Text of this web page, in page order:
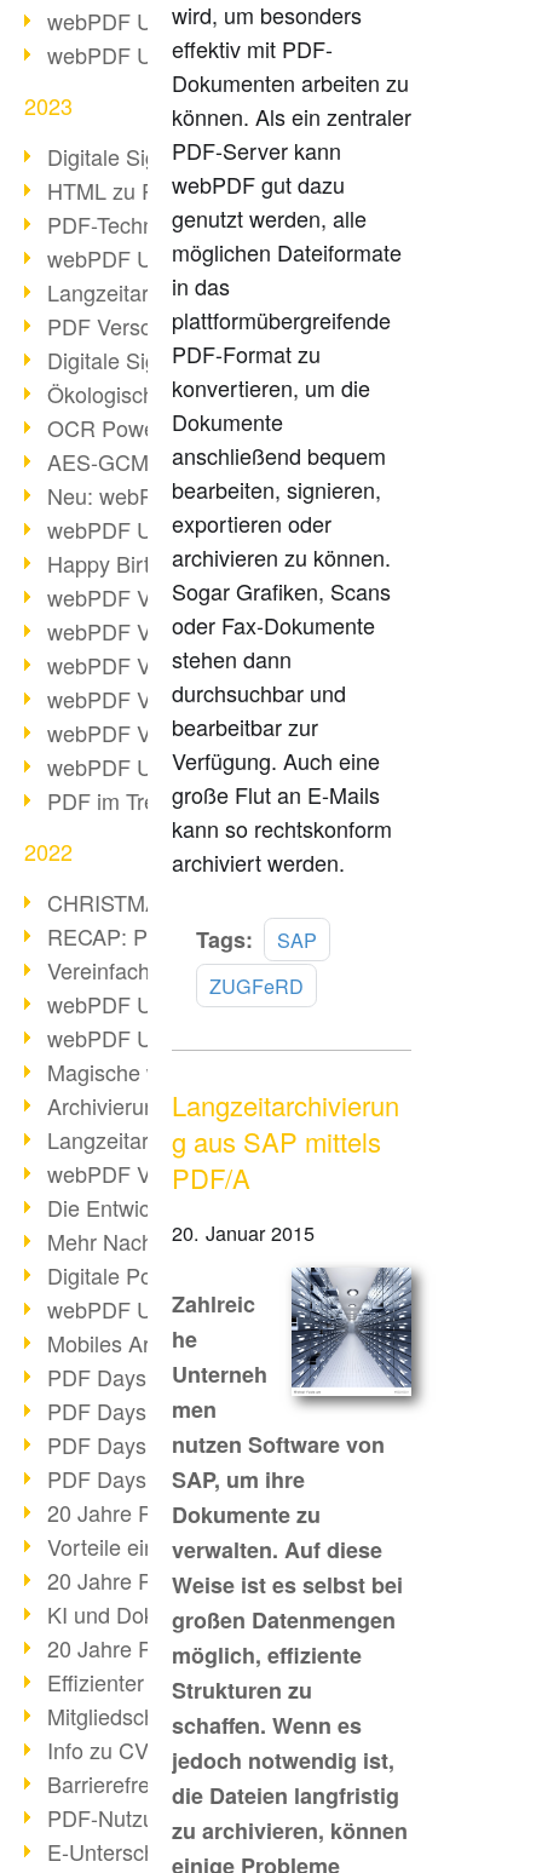
webPDF Update 9.0.0.3361
webPDF Update 9.0.0.3264
2023
Digitale Signatur in PDF
HTML zu PDF
PDF-Techniken für Barrierefreiheit
webPDF Update 9.0.0.3149
Langzeitarchivierung mit PDF/A
PDF Verschlüsselung
Digitale Signaturen
Ökologischen Abdruck reduzieren
OCR Power für Profis
AES-GCM-Unterstützung (PDF 2.0)
Neu: webPDF Developer Hub
webPDF Update 9.0.0.2898
Happy Birthday, PDF!
webPDF Video-Session 4
webPDF Video-Session 3
webPDF Video-Session 2
webPDF Video-Session 1
webPDF Video-Session Termine
webPDF Update 9.0.0.2843
PDF im Trend
2022
CHRISTMAS 2022 loading
RECAP: PDF Days Europe 2022
Vereinfachung Personalprozesse
webPDF Update 8.0.0.2727
webPDF Update 9.0.0.2732
Magische webPDF Version 9
Archivierung: Aufbewahrungsfristen
Langzeitarchivierung mit PDF/A
webPDF Video - Behind the Scenes
Die Entwicklung von PDF/X
Mehr Nachhaltigkeit durch PDF
Digitale Post als PDF/A
webPDF Update 8.0.0.2531
Mobiles Arbeiten mit PDF
PDF Days 2022 Themenblock 3
PDF Days 2022 Themenblock 2
PDF Days 2022 Themenblock 1
PDF Days Europe 2022
20 Jahre PDF/X (Teil 3)
Vorteile einer PDF-Businesslösung
20 Jahre PDF/X (Teil 2)
KI und Dokumenten-Management
20 Jahre PDF/X (Teil 1)
Effizienter Dokumenten Workflow
Mitgliedschaft PDF Association
Info zu CVE-2022-22965
Barrierefreiheit mehr als Inklusion
PDF-Nutzung durch Pandemie
E-Unterschriften für Verwaltung
wird, um besonders
effektiv mit PDF-
Dokumenten arbeiten zu
können. Als ein zentraler
PDF-Server kann
webPDF gut dazu
genutzt werden, alle
möglichen Dateiformate
in das
plattformübergreifende
PDF-Format zu
konvertieren, um die
Dokumente
anschließend bequem
bearbeiten, signieren,
exportieren oder
archivieren zu können.
Sogar Grafiken, Scans
oder Fax-Dokumente
stehen dann
durchsuchbar und
bearbeitbar zur
Verfügung. Auch eine
große Flut an E-Mails
kann so rechtskonform
archiviert werden.
Tags:
SAP
ZUGFeRD
Langzeitarchivierun
g aus SAP mittels
PDF/A
20. Januar 2015
Zahlreic
he
Unterneh
men
nutzen Software von
SAP, um ihre
Dokumente zu
verwalten. Auf diese
Weise ist es selbst bei
großen Datenmengen
möglich, effiziente
Strukturen zu
schaffen. Wenn es
jedoch notwendig ist,
die Dateien langfristig
zu archivieren, können
einige Probleme